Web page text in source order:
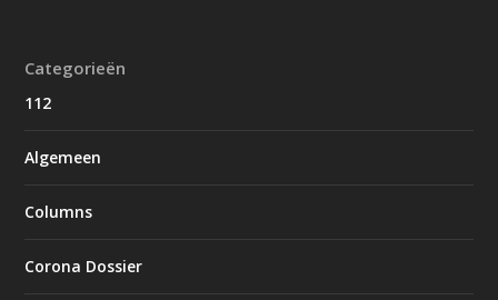
Categorieën
112
Algemeen
Columns
Corona Dossier